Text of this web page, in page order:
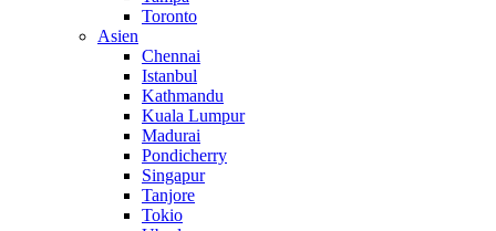
Toronto
Asien
Chennai
Istanbul
Kathmandu
Kuala Lumpur
Madurai
Pondicherry
Singapur
Tanjore
Tokio